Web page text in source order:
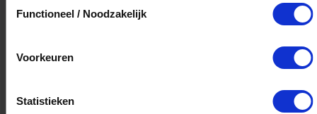
Functioneel / Noodzakelijk
Voorkeuren
Statistieken
Het volledige saldo op de VVV cadeaukaart